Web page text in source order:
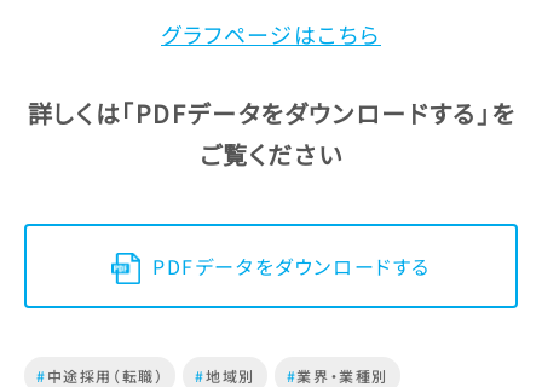
グラフページはこちら
詳しくは「PDFデータをダウンロードする」 を
ご覧ください
PDFデータをダウンロードする
#中途採用（転職） #地域別 #業界・業種別